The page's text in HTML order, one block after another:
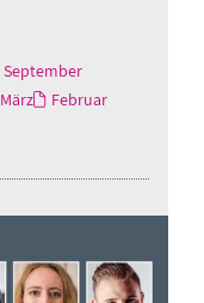
September
März
Februar